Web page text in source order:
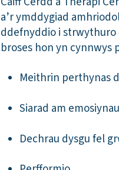
a’r ymddygiad
ddefnyddio i strwythuro
broses hon yn cynnwys
Meithrin perthynas
Siarad am
Dechrau dysgu fel